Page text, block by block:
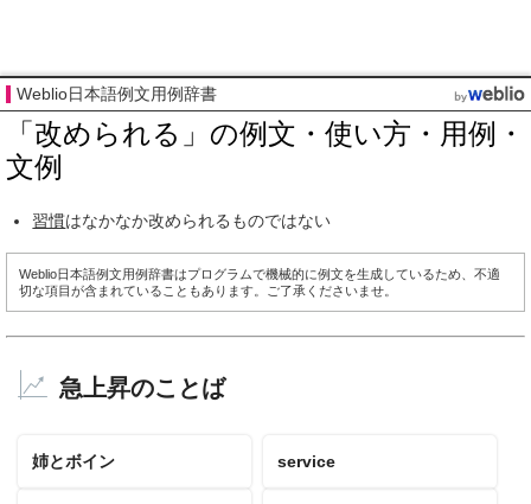
Weblio日本語例文用例辞書
「改められる」の例文・使い方・用例・
文例
習慣はなかなか改められるものではない
Weblio日本語例文用例辞書はプログラムで機械的に例文を生成しているため、不適
切な項目が含まれていることもあります。ご了承くださいませ。
急上昇のことば
姉とボイン service